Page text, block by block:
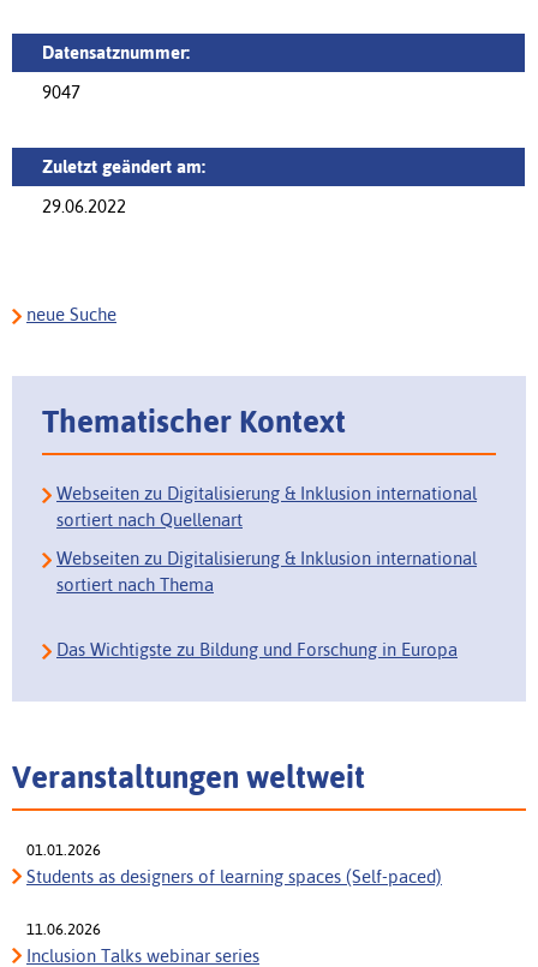
Datensatznummer:
9047
Zuletzt geändert am:
29.06.2022
neue Suche
Thematischer Kontext
Webseiten zu Digitalisierung & Inklusion international
sortiert nach Quellenart
Webseiten zu Digitalisierung & Inklusion international
sortiert nach Thema
Das Wichtigste zu Bildung und Forschung in Europa
Veranstaltungen weltweit
01.01.2026
Students as designers of learning spaces (Self-paced)
11.06.2026
Inclusion Talks webinar series